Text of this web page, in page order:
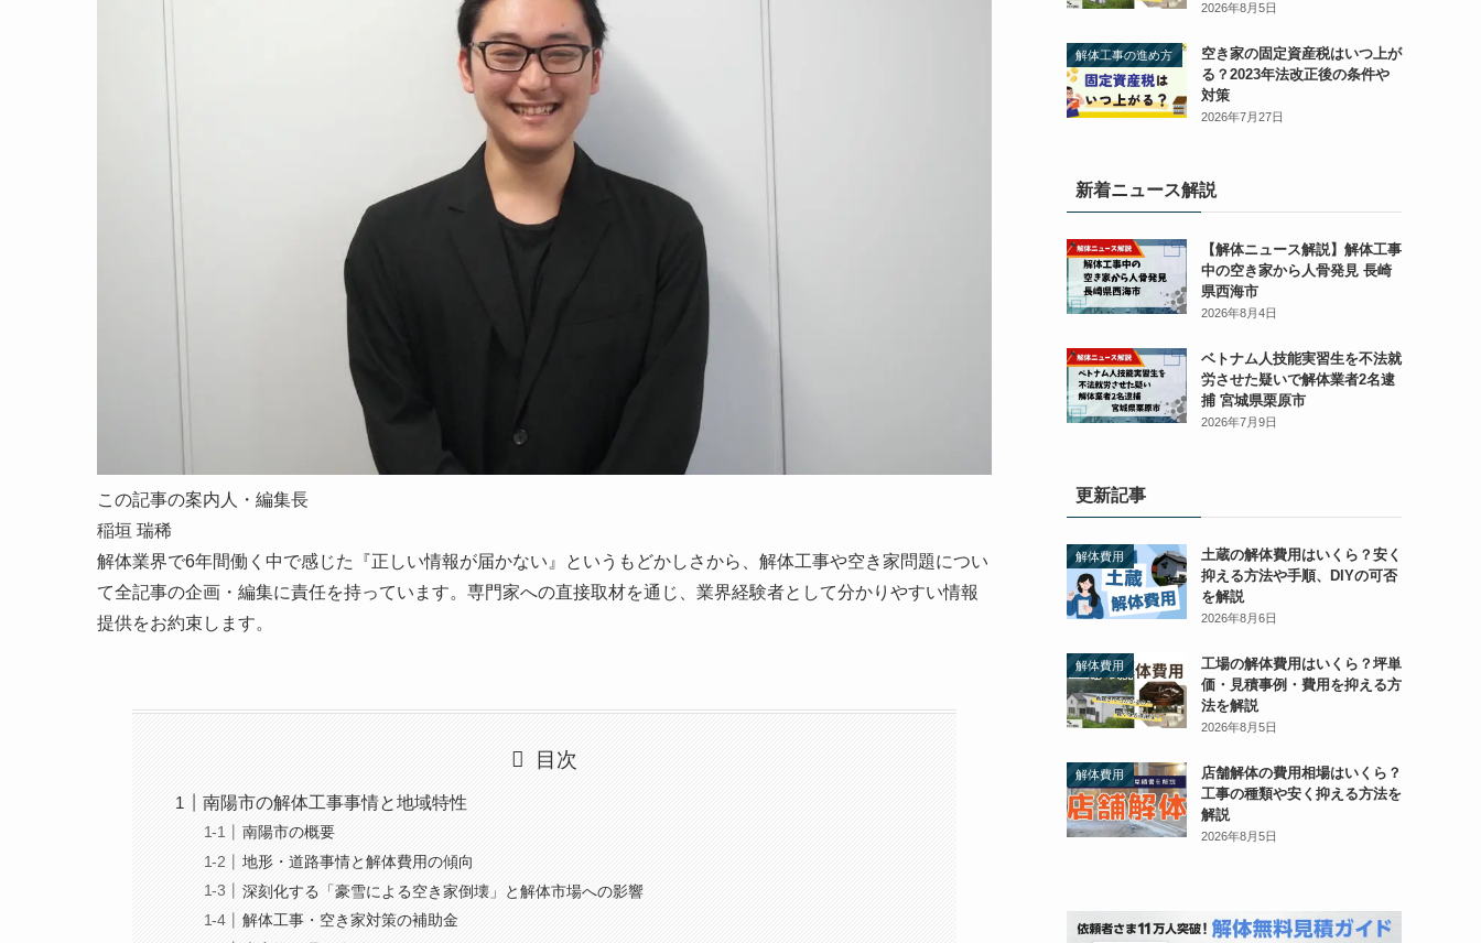
この記事の案内人・編集長
稲垣 瑞稀
解体業界で6年間働く中で感じた『正しい情報が届かない』というもどかしさから、解体工事や空き家問題につい
て全記事の企画・編集に責任を持っています。 専門家への直接取材を通じ、業界経験者として分かりやすい情報
提供をお約束します。
目次
南陽市の解体工事事情と地域特性
南陽市の概要
地形・道路事情と解体費用の傾向
深刻化する「豪雪による空き家倒壊」と解体市場への影響
解体工事・空き家対策の補助金
2026年8月5日
解体工事の進め方
空き家の固定資産税はいつ上が
る？2023年法改正後の条件や
対策
2026年7月27日
新着ニュース解説
【解体ニュース解説】解体工事
中の空き家から人骨発見 長崎
県西海市
2026年8月4日
ベトナム人技能実習生を不法就
労させた疑いで解体業者2名逮
捕 宮城県栗原市
2026年7月9日
更新記事
解体費用
土蔵の解体費用はいくら？安く
抑える方法や手順、DIYの可否
を解説
2026年8月6日
解体費用
工場の解体費用はいくら？坪単
価・見積事例・費用を抑える方
法を解説
2026年8月5日
解体費用
店舗解体の費用相場はいくら？
工事の種類や安く抑える方法を
解説
2026年8月5日